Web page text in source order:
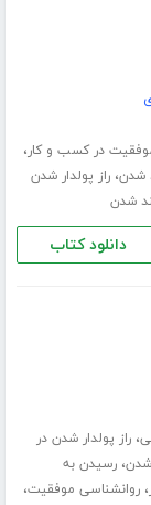
در کسب و کار،
شدن،راز پولدار شدن
شدن
دانلود کتاب
،راز پولدار شدن در
شدن،رسیدن به
،روانشناسی موفقیت،